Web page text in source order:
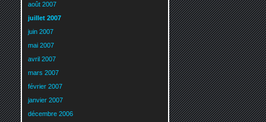
août 2007
juillet 2007
juin 2007
mai 2007
avril 2007
mars 2007
février 2007
janvier 2007
décembre 2006